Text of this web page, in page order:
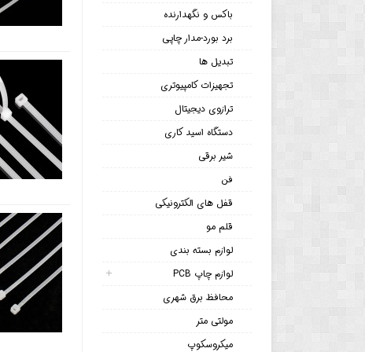
باکس و نگهدارنده
برد بورد-مدار چاپی
تبدیل ها
تجهیزات کامپیوتری
ترازوی دیجیتال
دستگاه اسید کاری
شیر برقی
فن
قفل های الکترونیکی
قلم مو
لوازم بسته بندی
لوازم چاپ PCB
محافظ برق شهری
مولتی متر
میکروسکوپ